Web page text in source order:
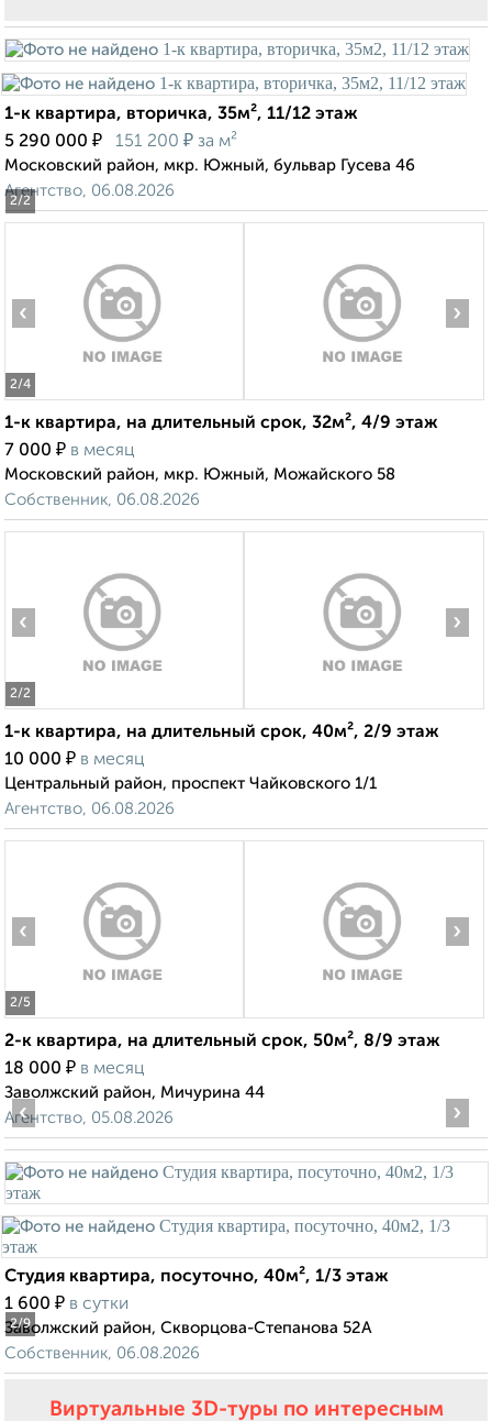
2/2
1-к квартира, вторичка, 35м², 11/12 этаж
5 290 000 ₽ 151 200 ₽ за м²
Московский район, мкр. Южный, бульвар Гусева 46
Агентство, 06.08.2026
2/4
‹ ›
1-к квартира, на длительный срок, 32м², 4/9 этаж
7 000 ₽ в месяц
Московский район, мкр. Южный, Можайского 58
Собственник, 06.08.2026
2/2
‹ ›
1-к квартира, на длительный срок, 40м², 2/9 этаж
10 000 ₽ в месяц
Центральный район, проспект Чайковского 1/1
Агентство, 06.08.2026
2/5
‹ ›
2-к квартира, на длительный срок, 50м², 8/9 этаж
18 000 ₽ в месяц
Заволжский район, Мичурина 44
Агентство, 05.08.2026
2/9
‹ ›
Студия квартира, посуточно, 40м², 1/3 этаж
1 600 ₽ в сутки
Заволжский район, Скворцова-Степанова 52А
Собственник, 06.08.2026
Виртуальные 3D-туры по интересным